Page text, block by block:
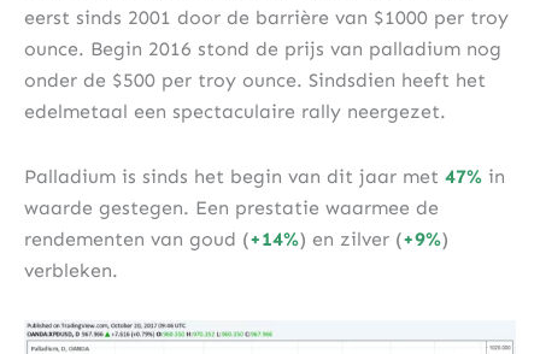
eerst sinds 2001 door de barrière van $1000 per troy
ounce. Begin 2016 stond de prijs van palladium nog
onder de $500 per troy ounce. Sindsdien heeft het
edelmetaal een spectaculaire rally neergezet.
Palladium is sinds het begin van dit jaar met 47% in
waarde gestegen. Een prestatie waarmee de
rendementen van goud (+14%) en zilver (+9%)
verbleken.